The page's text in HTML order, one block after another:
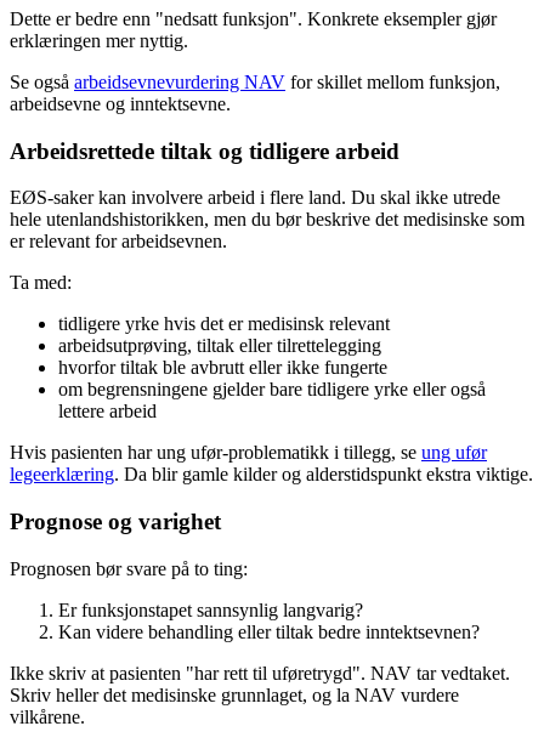
Dette er bedre enn "nedsatt funksjon". Konkrete eksempler gjør
erklæringen mer nyttig.
Se også arbeidsevnevurdering NAV for skillet mellom funksjon,
arbeidsevne og inntektsevne.
Arbeidsrettede tiltak og tidligere arbeid
EØS-saker kan involvere arbeid i flere land. Du skal ikke utrede
hele utenlandshistorikken, men du bør beskrive det medisinske som
er relevant for arbeidsevnen.
Ta med:
tidligere yrke hvis det er medisinsk relevant
arbeidsutprøving, tiltak eller tilrettelegging
hvorfor tiltak ble avbrutt eller ikke fungerte
om begrensningene gjelder bare tidligere yrke eller også
lettere arbeid
Hvis pasienten har ung ufør-problematikk i tillegg, se ung ufør
legeerklæring. Da blir gamle kilder og alderstidspunkt ekstra viktige.
Prognose og varighet
Prognosen bør svare på to ting:
Er funksjonstapet sannsynlig langvarig?
Kan videre behandling eller tiltak bedre inntektsevnen?
Ikke skriv at pasienten "har rett til uføretrygd". NAV tar vedtaket.
Skriv heller det medisinske grunnlaget, og la NAV vurdere
vilkårene.